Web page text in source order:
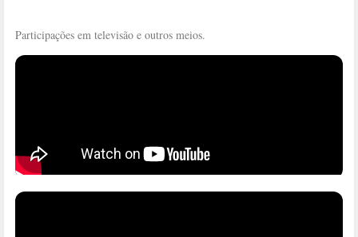
Participações em televisão e outros meios.